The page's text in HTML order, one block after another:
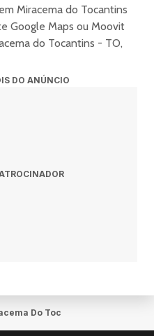
Miracema do Tocantins
Google Maps ou Moovit
do Tocantins - TO,
DO ANÚNCIO
Do Tocantins - Bruno Be +